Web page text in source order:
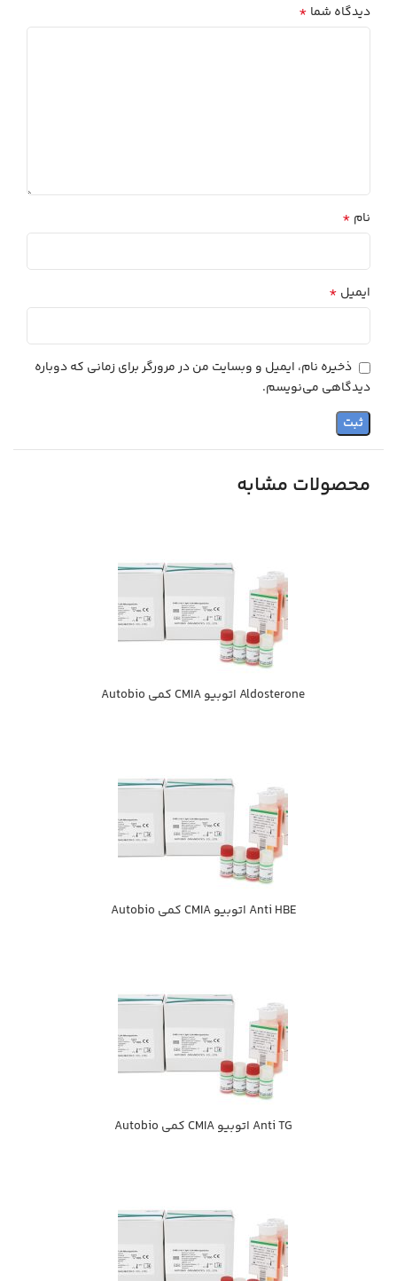
دیدگاه شما *
نام *
ایمیل *
ذخیره نام، ایمیل و وبسایت من در مرورگر برای زمانی که دوباره
دیدگاهی می‌نویسم.
محصولات مشابه
Aldosterone اتوبيو CMIA كمي Autobio
Anti HBE اتوبيو CMIA كمي Autobio
Anti TG اتوبيو CMIA كمي Autobio